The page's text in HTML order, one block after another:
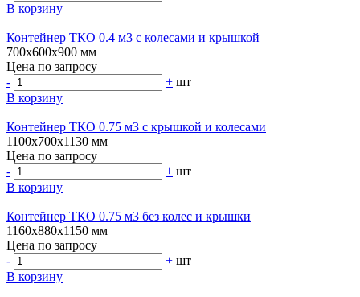
В корзину
Контейнер ТКО 0.4 м3 с колесами и крышкой
700х600х900 мм
Цена по запросу
-
+ шт
В корзину
Контейнер ТКО 0.75 м3 с крышкой и колесами
1100х700х1130 мм
Цена по запросу
-
+ шт
В корзину
Контейнер ТКО 0.75 м3 без колес и крышки
1160х880х1150 мм
Цена по запросу
-
+ шт
В корзину